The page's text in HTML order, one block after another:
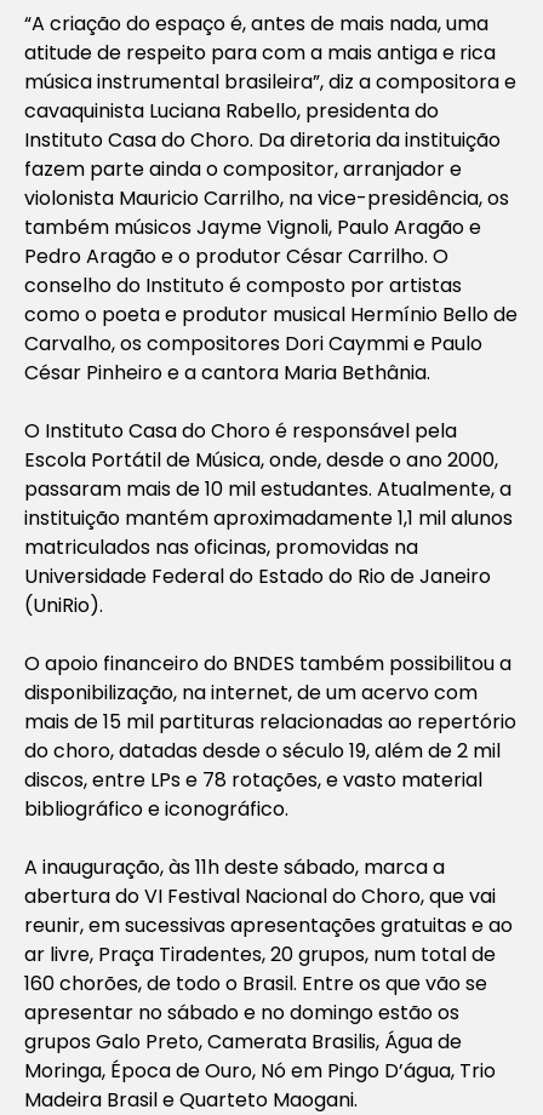
“A criação do espaço é, antes de mais nada, uma
atitude de respeito para com a mais antiga e rica
música instrumental brasileira”, diz a compositora e
cavaquinista Luciana Rabello, presidenta do
Instituto Casa do Choro. Da diretoria da instituição
fazem parte ainda o compositor, arranjador e
violonista Mauricio Carrilho, na vice-presidência, os
também músicos Jayme Vignoli, Paulo Aragão e
Pedro Aragão e o produtor César Carrilho. O
conselho do Instituto é composto por artistas
como o poeta e produtor musical Hermínio Bello de
Carvalho, os compositores Dori Caymmi e Paulo
César Pinheiro e a cantora Maria Bethânia.
O Instituto Casa do Choro é responsável pela
Escola Portátil de Música, onde, desde o ano 2000,
passaram mais de 10 mil estudantes. Atualmente, a
instituição mantém aproximadamente 1,1 mil alunos
matriculados nas oficinas, promovidas na
Universidade Federal do Estado do Rio de Janeiro
(UniRio).
O apoio financeiro do BNDES também possibilitou a
disponibilização, na internet, de um acervo com
mais de 15 mil partituras relacionadas ao repertório
do choro, datadas desde o século 19, além de 2 mil
discos, entre LPs e 78 rotações, e vasto material
bibliográfico e iconográfico.
A inauguração, às 11h deste sábado, marca a
abertura do VI Festival Nacional do Choro, que vai
reunir, em sucessivas apresentações gratuitas e ao
ar livre, Praça Tiradentes, 20 grupos, num total de
160 chorões, de todo o Brasil. Entre os que vão se
apresentar no sábado e no domingo estão os
grupos Galo Preto, Camerata Brasilis, Água de
Moringa, Época de Ouro, Nó em Pingo D’água, Trio
Madeira Brasil e Quarteto Maogani.